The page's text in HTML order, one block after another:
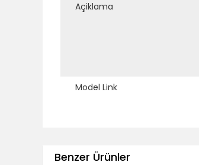
Açiklama
Model Link
Benzer Ürünler